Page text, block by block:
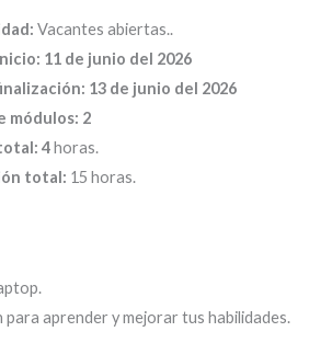
Vacantes abiertas..
11 de junio del 2026
13 de junio del 2026
módulos: 2
4horas.
total: 15 horas.
aprender y mejorar tus habilidades.